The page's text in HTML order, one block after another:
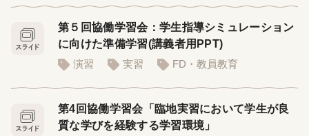
第５回協働学習会：学生指導シミュレーション
に向けた準備学習(講義者用PPT)
演習
実習 FD・教員教育
第4回協働学習会「臨地実習において学生が良
質な学びを経験する学習環境」